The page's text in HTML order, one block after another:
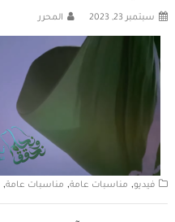
سبتمبر 23, 2023 المحرر
فيديو, مناسبات عامة, مناسبات عامة,